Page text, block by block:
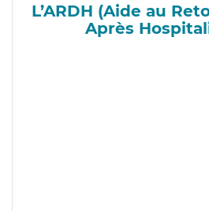
L’ARDH (Aide au
Après